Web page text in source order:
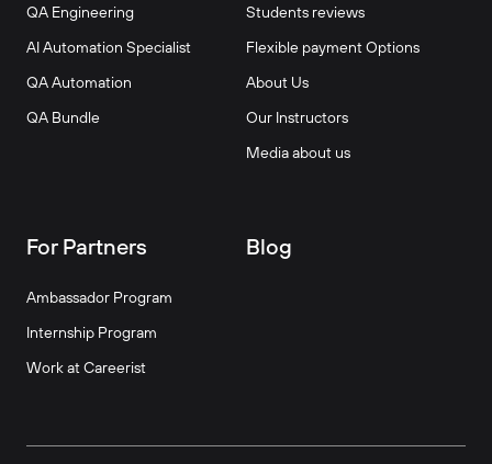
QA Engineering
AI Automation Specialist
QA Automation
QA Bundle
Students reviews
Flexible payment Options
About Us
Our Instructors
Media about us
For Partners
Ambassador Program
Internship Program
Work at Careerist
Blog